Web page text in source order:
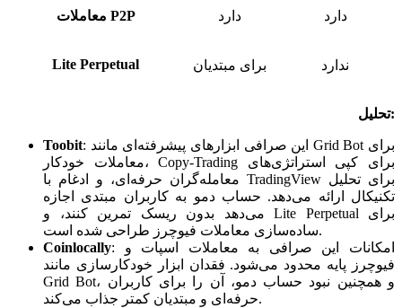
معاملات P2P دارد دارد
Lite Perpetual برای مبتدیان ندارد
تحلیل:
Toobit:
معاملات خودکار، Copy-Trading برای کپی استراتژی‌های
معامله‌گران حرفه‌ای، و ادغام با TradingView برای تحلیل
تکنیکال ارائه می‌دهد. حساب دمو به کاربران مبتدی اجازه
می‌دهد بدون ریسک تمرین کنند، و Lite Perpetual برای
ساده‌سازی معاملات فیوچرز طراحی شده است.
Coinlocally: امکانات این صرافی به معاملات اسپات و
فیوچرز پایه محدود می‌شود. فقدان ابزار خودکارسازی مانند
Grid Bot، و همچنین نبود حساب دمو، آن را برای کاربران
حرفه‌ای و مبتدیان کمتر جذاب می‌کند.